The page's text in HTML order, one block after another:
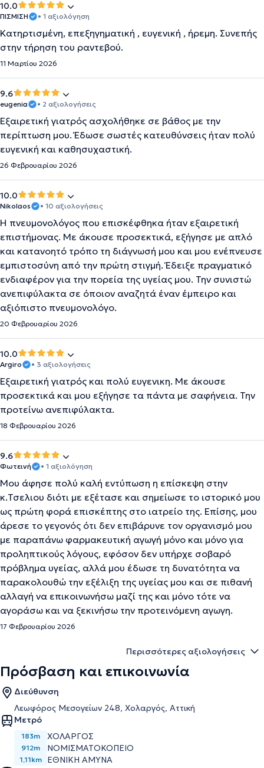
10.0
ΠΙΣΜΙΣΗ • 1 αξιολόγηση
Κατηρτισμένη, επεξηγηματική , ευγενική , ήρεμη. Συνεπής
στην τήρηση του ραντεβού.
11 Μαρτίου 2026
9.6
eugenia • 2 αξιολογήσεις
Εξαιρετική γιατρός ασχολήθηκε σε βάθος με την
περίπτωση μου. Έδωσε σωστές κατευθύνσεις ήταν πολύ
ευγενική και καθησυχαστική.
26 Φεβρουαρίου 2026
10.0
Nikolaos • 10 αξιολογήσεις
Η πνευμονολόγος που επισκέφθηκα ήταν εξαιρετική
επιστήμονας. Με άκουσε προσεκτικά, εξήγησε με απλό
και κατανοητό τρόπο τη διάγνωσή μου και μου ενέπνευσε
εμπιστοσύνη από την πρώτη στιγμή. Έδειξε πραγματικό
ενδιαφέρον για την πορεία της υγείας μου. Την συνιστώ
ανεπιφύλακτα σε όποιον αναζητά έναν έμπειρο και
αξιόπιστο πνευμονολόγο.
20 Φεβρουαρίου 2026
10.0
Argiro • 3 αξιολογήσεις
Εξαιρετική γιατρός και πολύ ευγενικη. Με άκουσε
προσεκτικά και μου εξήγησε τα πάντα με σαφήνεια. Την
προτείνω ανεπιφύλακτα.
18 Φεβρουαρίου 2026
9.6
Φωτεινή • 1 αξιολόγηση
Μου άφησε πολύ καλή εντύπωση η επίσκεψη στην
κ.Τσελιου διότι με εξέτασε και σημείωσε το ιστορικό μου
ως πρώτη φορά επισκέπτης στο ιατρείο της. Επίσης, μου
άρεσε το γεγονός ότι δεν επιβάρυνε τον οργανισμό μου
με παραπάνω φαρμακευτική αγωγή μόνο και μόνο για
προληπτικούς λόγους, εφόσον δεν υπήρχε σοβαρό
πρόβλημα υγείας, αλλά μου έδωσε τη δυνατότητα να
παρακολουθώ την εξέλιξη της υγείας μου και σε πιθανή
αλλαγή να επικοινωνήσω μαζί της και μόνο τότε να
αγοράσω και να ξεκινήσω την προτεινόμενη αγωγη.
17 Φεβρουαρίου 2026
Περισσότερες αξιολογήσεις
Πρόσβαση και επικοινωνία
Διεύθυνση
Λεωφόρος Μεσογείων 248, Χολαργός, Αττική
Μετρό
183m ΧΟΛΑΡΓΟΣ
912m ΝΟΜΙΣΜΑΤΟΚΟΠΕΙΟ
1,11km
ΕΘΝΙΚΗ ΑΜΥΝΑ